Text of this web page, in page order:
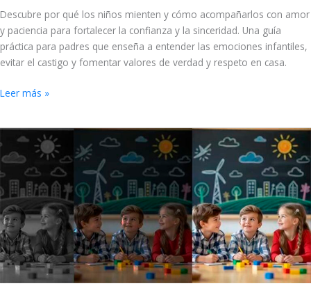
Descubre por qué los niños mienten y cómo acompañarlos con amor
y paciencia para fortalecer la confianza y la sinceridad. Una guía
práctica para padres que enseña a entender las emociones infantiles,
evitar el castigo y fomentar valores de verdad y respeto en casa.
Leer más »
Niños
adolescentes
que
realizan
sus
sueños